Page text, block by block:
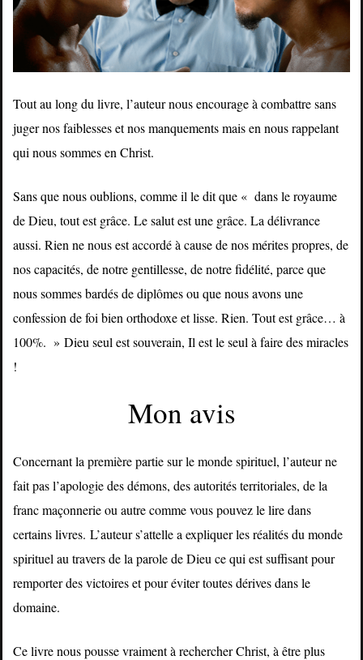
Tout au long du livre, l’auteur nous encourage à combattre sans
juger nos faiblesses et nos manquements mais en nous rappelant
qui nous sommes en Christ.
Sans que nous oublions, comme il le dit que « dans le royaume
de Dieu, tout est grâce. Le salut est une grâce. La délivrance
aussi. Rien ne nous est accordé à cause de nos mérites propres, de
nos capacités, de notre gentillesse, de notre fidélité, parce que
nous sommes bardés de diplômes ou que nous avons une
confession de foi bien orthodoxe et lisse. Rien. Tout est grâce… à
100%. »Dieu seul est souverain, Il est le seul à faire des miracles
!
Mon avis
Concernant la première partie sur le monde spirituel, l’auteur ne
fait pas l’apologie des démons, des autorités territoriales, de la
franc maçonnerie ou autre comme vous pouvez le lire dans
certains livres.L’auteur s’attelle a expliquer les réalités du monde
spirituel au travers de la parole de Dieu ce qui est suffisant pour
remporter des victoires et pour éviter toutes dérives dans le
domaine.
Ce livre nous pousse vraiment à rechercher Christ, à être plus